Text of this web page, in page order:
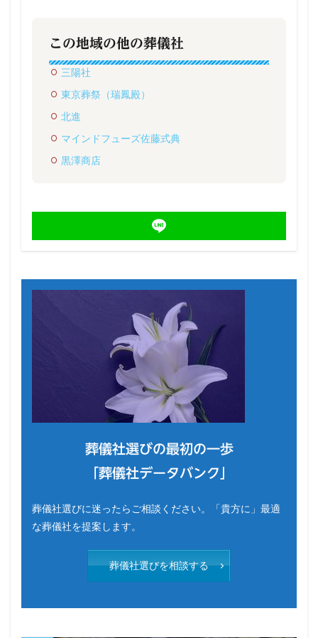
この地域の他の葬儀社
三陽社
東京葬祭（瑞鳳殿）
北進
マインドフューズ佐藤式典
黒澤商店
葬儀社選びの最初の一歩
「葬儀社データバンク」
葬儀社選びに迷ったらご相談ください。「貴方に」最適
な葬儀社を提案します。
葬儀社選びを相談する